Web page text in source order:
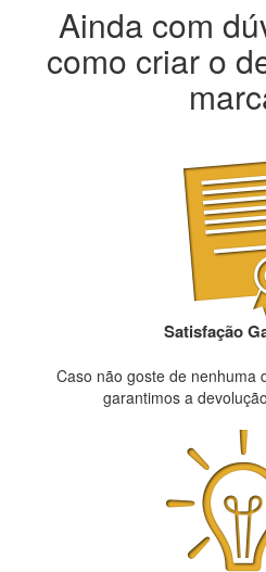
Ainda com
como criar o
Satisfação
Caso não goste de nenhuma
garantimos a